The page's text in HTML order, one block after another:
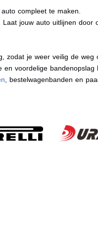
compleet te maken.
jouw auto uitlijnen door
zodat je weer veilig de weg
voordelige bandenopslag
, bestelwagenbanden en